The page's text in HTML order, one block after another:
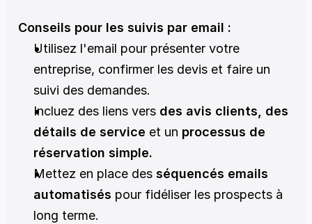
Conseils pour les suivis par email :
Utilisez l'email pour présenter votre
entreprise, confirmer les devis et faire un
suivi des demandes.
Incluez des liens vers des avis clients, des
détails de service et un processus de
réservation simple.
Mettez en place des séquencés emails
automatisés pour fidéliser les prospects à
long terme.